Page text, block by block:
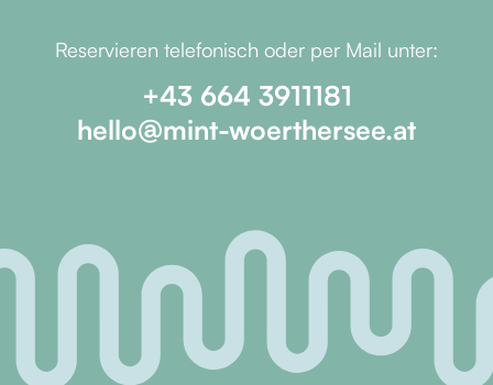
Reservieren telefonisch oder per Mail unter:
+43 664 3911181
hello@mint-woerthersee.at